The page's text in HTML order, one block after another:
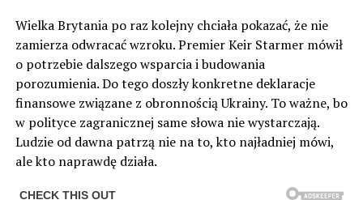
Wielka Brytania po raz kolejny chciała pokazać, że nie
zamierza odwracać wzroku. Premier Keir Starmer mówił
o potrzebie dalszego wsparcia i budowania
porozumienia. Do tego doszły konkretne deklaracje
finansowe związane z obronnością Ukrainy. To ważne, bo
w polityce zagranicznej same słowa nie wystarczają.
Ludzie od dawna patrzą nie na to, kto najładniej mówi,
ale kto naprawdę działa.